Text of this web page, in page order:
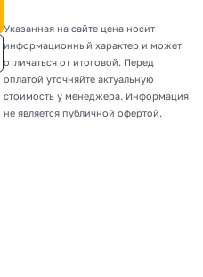
Указанная на сайте цена носит
информационный характер и может
отличаться от итоговой. Перед
оплатой уточняйте актуальную
стоимость у менеджера. Информация
не является публичной офертой.